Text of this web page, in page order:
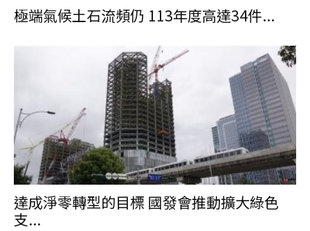
極端氣候土石流頻仍 113年度高達34件...
達成淨零轉型的目標 國發會推動擴大綠色
支...